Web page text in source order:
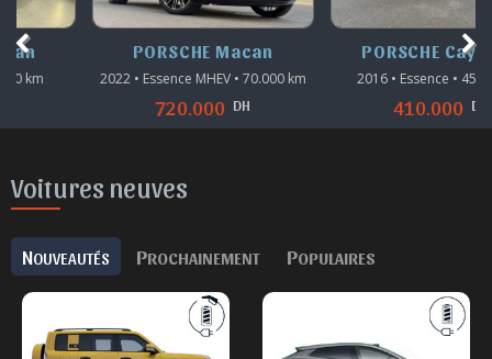
PORSCHE Macan
2022 • Essence MHEV • 70.000 km
DH
PORSCHE Cayenne
2016 • Essence • 45.000 km
DH
Voitures neuves
NOUVEAUTÉS PROCHAINEMENT POPULAIRES